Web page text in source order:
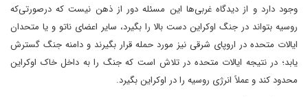
وجود دارد و از دیدگاه غربی‌ها این مسئله دور از ذهن نیست که درصورتی‌که
روسیه بتواند در جنگ اوکراین دست بالا را بگیرد، سایر اعضای ناتو و یا متحدان
ایالات متحده در اروپای شرقی نیز مورد حمله قرار بگیرند و دامنه جنگ گسترش
یابد؛ در نتیجه ایالات متحده در تلاش است که جنگ را به داخل خاک اوکراین
محدود کند و عملاً انرژی روسیه را در اوکراین بگیرد.